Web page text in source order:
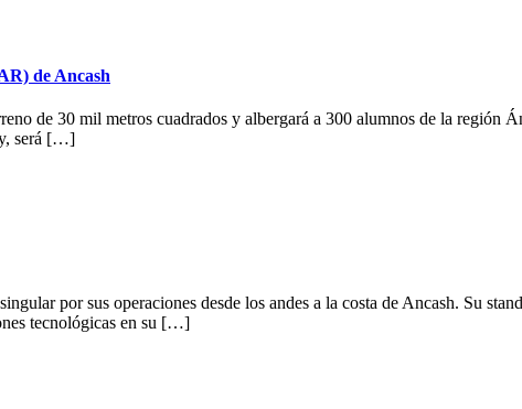
de Ancash
de 30 mil metros cuadrados y albergará a 300 alumnos de la región
será […]
por sus operaciones desde los andes a la costa de Ancash. Su
tecnológicas en su […]